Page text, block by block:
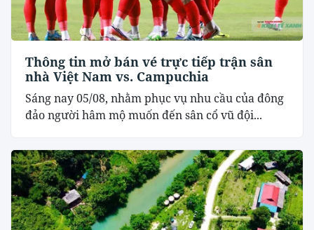
Thông tin mở bán vé trực tiếp trận sân
nhà Việt Nam vs. Campuchia
Sáng nay 05/08, nhằm phục vụ nhu cầu của đông
đảo người hâm mộ muốn đến sân cổ vũ đội...